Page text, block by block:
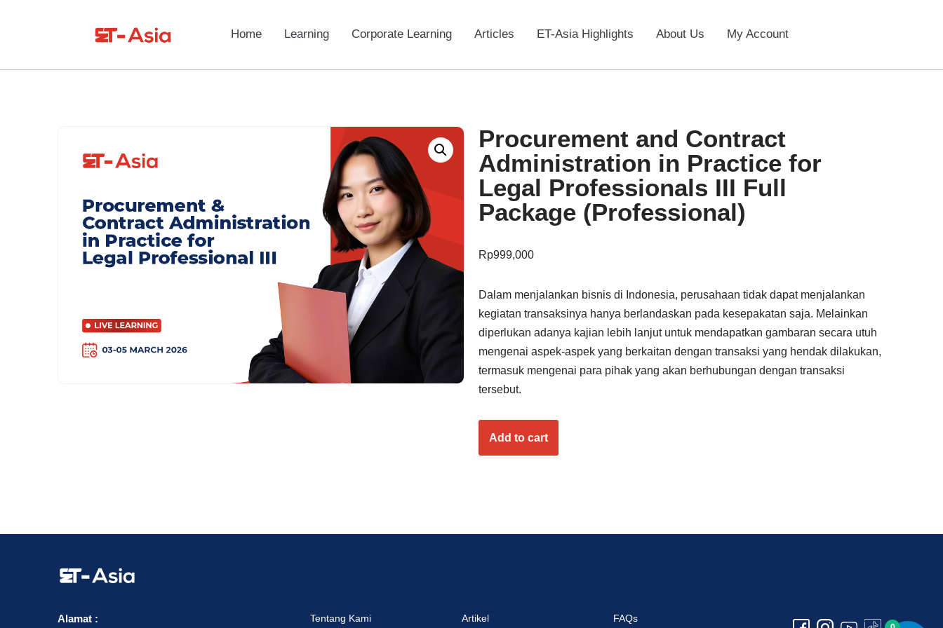
Home Learning Corporate Learning Articles ET-Asia Highlights About Us My Account
Procurement and Contract
Administration in Practice for
Legal Professionals III Full
Package (Professional)
Rp999,000
Dalam menjalankan bisnis di Indonesia, perusahaan tidak dapat menjalankan
kegiatan transaksinya hanya berlandaskan pada kesepakatan saja. Melainkan
diperlukan adanya kajian lebih lanjut untuk mendapatkan gambaran secara utuh
mengenai aspek-aspek yang berkaitan dengan transaksi yang hendak dilakukan,
termasuk mengenai para pihak yang akan berhubungan dengan transaksi
tersebut.
Add to cart
Alamat : Tentang Kami Artikel FAQs